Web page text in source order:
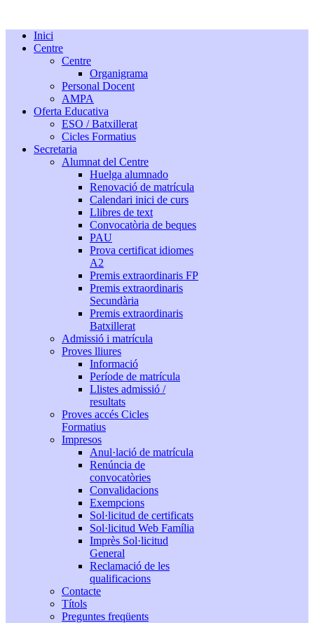
Inici
Centre
Centre
Organigrama
Personal Docent
AMPA
Oferta Educativa
ESO / Batxillerat
Cicles Formatius
Secretaria
Alumnat del Centre
Huelga alumnado
Renovació de matrícula
Calendari inici de curs
Llibres de text
Convocatòria de beques
PAU
Prova certificat idiomes
A2
Premis extraordinaris FP
Premis extraordinaris
Secundària
Premis extraordinaris
Batxillerat
Admissió i matrícula
Proves lliures
Informació
Període de matrícula
Llistes admissió /
resultats
Proves accés Cicles
Formatius
Impresos
Anul·lació de matrícula
Renúncia de
convocatòries
Convalidacions
Exempcions
Sol·licitud de certificats
Sol·licitud Web Família
Imprès Sol·licitud
General
Reclamació de les
qualificacions
Contacte
Títols
Preguntes freqüents